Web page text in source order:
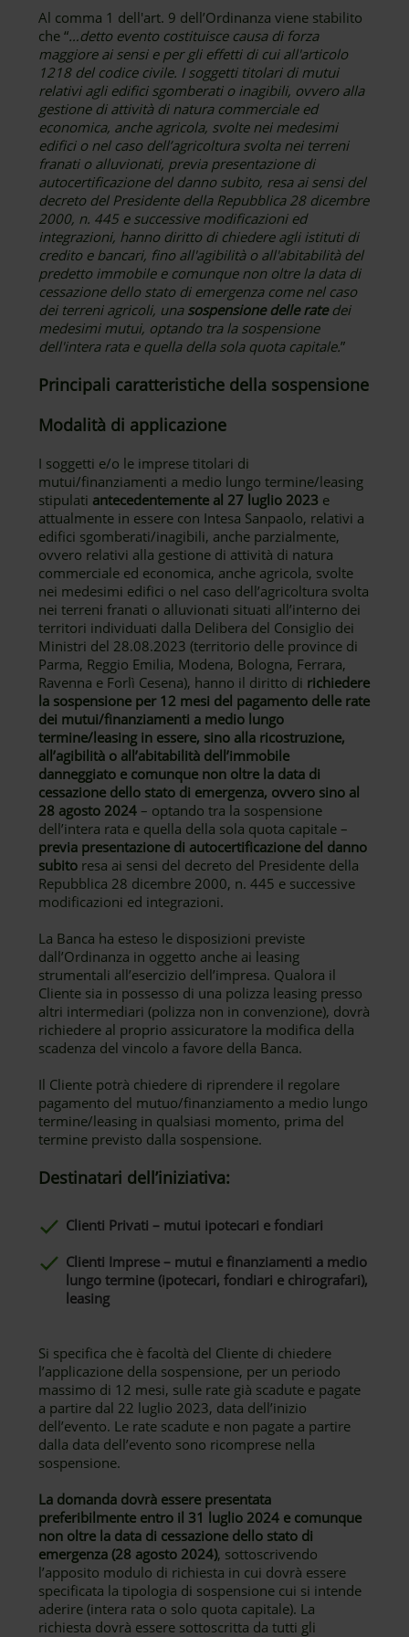
Al comma 1 dell'art. 9 dell’Ordinanza viene stabilito
che “…detto evento costituisce causa di forza
maggiore ai sensi e per gli effetti di cui all'articolo
1218 del codice civile. I soggetti titolari di mutui
relativi agli edifici sgomberati o inagibili, ovvero alla
gestione di attività di natura commerciale ed
economica, anche agricola, svolte nei medesimi
edifici o nel caso dell’agricoltura svolta nei terreni
franati o alluvionati, previa presentazione di
autocertificazione del danno subito, resa ai sensi del
decreto del Presidente della Repubblica 28 dicembre
2000, n. 445 e successive modificazioni ed
integrazioni, hanno diritto di chiedere agli istituti di
credito e bancari, fino all'agibilità o all'abitabilità del
predetto immobile e comunque non oltre la data di
cessazione dello stato di emergenza come nel caso
dei terreni agricoli, una sospensione delle ratedei
medesimi mutui, optando tra la sospensione
dell'intera rata e quella della sola quota capitale.”
Principali caratteristiche della sospensione
Modalità di applicazione
I soggetti e/o le imprese titolari di
mutui/finanziamenti a medio lungo termine/leasing
stipulati antecedentemente al 27 luglio 2023 e
attualmente in essere con Intesa Sanpaolo, relativi a
edifici sgomberati/inagibili, anche parzialmente,
ovvero relativi alla gestione di attività di natura
commerciale ed economica, anche agricola, svolte
nei medesimi edifici o nel caso dell’agricoltura svolta
nei terreni franati o alluvionati situati all’interno dei
territori individuati dalla Delibera del Consiglio dei
Ministri del 28.08.2023 (territorio delle province di
Parma, Reggio Emilia, Modena, Bologna, Ferrara,
Ravenna e Forlì Cesena), hanno il diritto di richiedere
la sospensione per 12 mesi del pagamento delle rate
dei mutui/finanziamenti a medio lungo
termine/leasing in essere, sino alla ricostruzione,
all’agibilità o all’abitabilità dell’immobile
danneggiato e comunque non oltre la data di
cessazione dello stato di emergenza, ovvero sino al
28 agosto 2024 – optando tra la sospensione
dell’intera rata e quella della sola quota capitale –
previa presentazione di autocertificazione del danno
subito resa ai sensi del decreto del Presidente della
Repubblica 28 dicembre 2000, n. 445 e successive
modificazioni ed integrazioni.
La Banca ha esteso le disposizioni previste
dall’Ordinanza in oggetto anche ai leasing
strumentali all’esercizio dell’impresa. Qualora il
Cliente sia in possesso di una polizza leasing presso
altri intermediari (polizza non in convenzione), dovrà
richiedere al proprio assicuratore la modifica della
scadenza del vincolo a favore della Banca.
Il Cliente potrà chiedere di riprendere il regolare
pagamento del mutuo/finanziamento a medio lungo
termine/leasing in qualsiasi momento, prima del
termine previsto dalla sospensione.
Destinatari dell’iniziativa:
Clienti Privati – mutui ipotecari e fondiari
Clienti Imprese – mutui e finanziamenti a medio
lungo termine (ipotecari, fondiari e chirografari),
leasing
Si specifica che è facoltà del Cliente di chiedere
l’applicazione della sospensione, per un periodo
massimo di 12 mesi, sulle rate già scadute e pagate
a partire dal 22 luglio 2023, data dell’inizio
dell’evento. Le rate scadute e non pagate a partire
dalla data dell’evento sono ricomprese nella
sospensione.
La domanda dovrà essere presentata
preferibilmente entro il 31 luglio 2024 e comunque
non oltre la data di cessazione dello stato di
emergenza (28 agosto 2024), sottoscrivendo
l’apposito modulo di richiesta in cui dovrà essere
specificata la tipologia di sospensione cui si intende
aderire (intera rata o solo quota capitale). La
richiesta dovrà essere sottoscritta da tutti gli